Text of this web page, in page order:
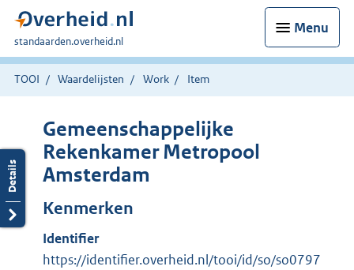
Menu
U
bent
hier:
standaarden.overheid.nl
TOOI Waardelijsten Work Item
Gemeenschappelijke
Rekenkamer Metropool
Amsterdam
Kenmerken
Identifier
https://identifier.overheid.nl/tooi/id/so/so0797